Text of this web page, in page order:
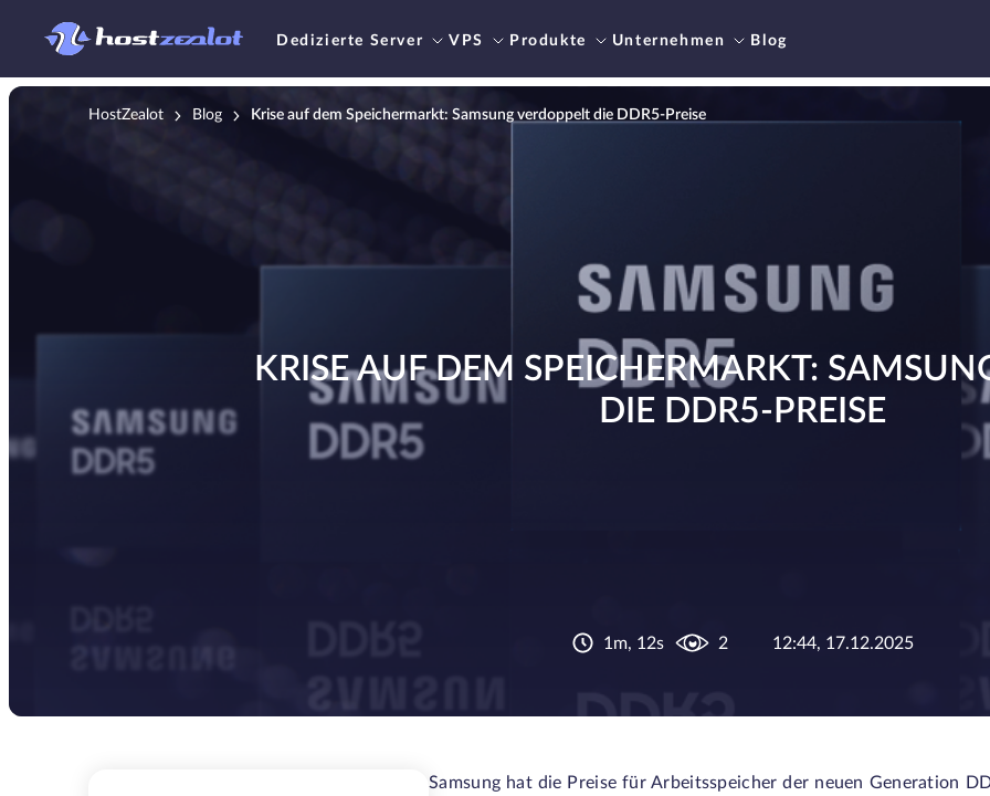
Dedizierte Server VPS Produkte Unternehmen Blog
HostZealot Blog Krise auf dem Speichermarkt: Samsung verdoppelt die DDR5-Preise
KRISE AUF DEM SPEICHERMARKT:
DIE DDR5-PREISE
1m, 12s 2 12:44, 17.12.2025
Samsung hat die Preise für Arbeitsspeicher der neuen Generation